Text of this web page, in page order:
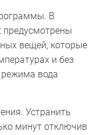
В
вещей, которые
и без
вода
Устранить
минут отключив